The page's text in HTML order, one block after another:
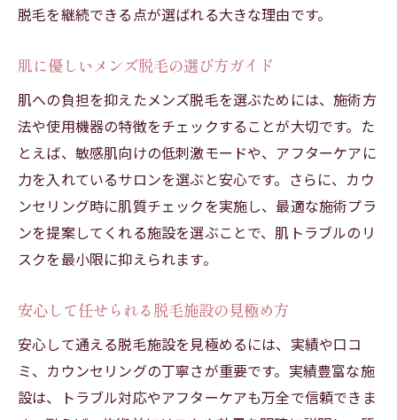
脱毛を継続できる点が選ばれる大きな理由です。
肌に優しいメンズ脱毛の選び方ガイド
肌への負担を抑えたメンズ脱毛を選ぶためには、施術方
法や使用機器の特徴をチェックすることが大切です。た
とえば、敏感肌向けの低刺激モードや、アフターケアに
力を入れているサロンを選ぶと安心です。さらに、カウ
ンセリング時に肌質チェックを実施し、最適な施術プラ
ンを提案してくれる施設を選ぶことで、肌トラブルのリ
スクを最小限に抑えられます。
安心して任せられる脱毛施設の見極め方
安心して通える脱毛施設を見極めるには、実績や口コ
ミ、カウンセリングの丁寧さが重要です。実績豊富な施
設は、トラブル対応やアフターケアも万全で信頼できま